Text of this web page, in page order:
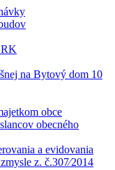
na Bytový dom 10
obce
obecného
a evidovania
z. č.307⁄2014